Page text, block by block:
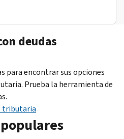
deudas
para encontrar sus opciones
Prueba la herramienta de
tributaria